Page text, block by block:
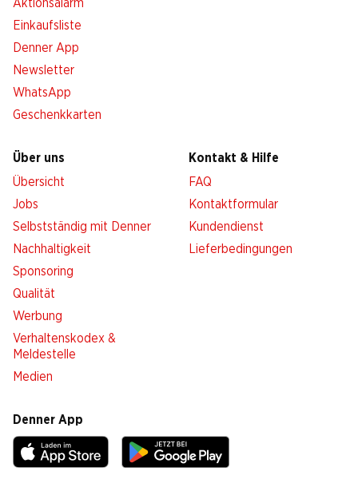
Aktionsalarm
Einkaufsliste
Denner App
Newsletter
WhatsApp
Geschenkkarten
Über uns
Übersicht
Jobs
Selbstständig mit Denner
Nachhaltigkeit
Sponsoring
Qualität
Werbung
Verhaltenskodex &
Meldestelle
Medien
Kontakt & Hilfe
FAQ
Kontaktformular
Kundendienst
Lieferbedingungen
Denner App